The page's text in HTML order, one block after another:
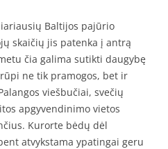
Baltijos pajūrio
skaičių jis patenka į antrą
čia galima sutikti daugybę
ne tik pramogos, bet ir
viešbučiai, svečių
apgyvendinimo vietos
Kurorte bėdų dėl
atvykstama ypatingai geru